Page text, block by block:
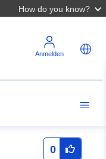
How do you know?
Anmelden
0